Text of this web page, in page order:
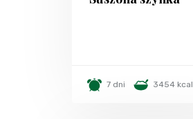
7 dni 3454 kcal